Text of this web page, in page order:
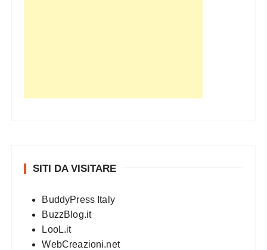
SITI DA VISITARE
BuddyPress Italy
BuzzBlog.it
LooL.it
WebCreazioni.net